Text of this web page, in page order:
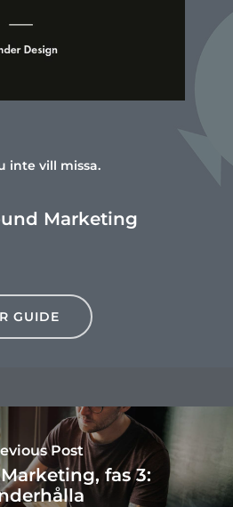
inte vill missa.
Marketing
GUIDE
Post
fas 3: